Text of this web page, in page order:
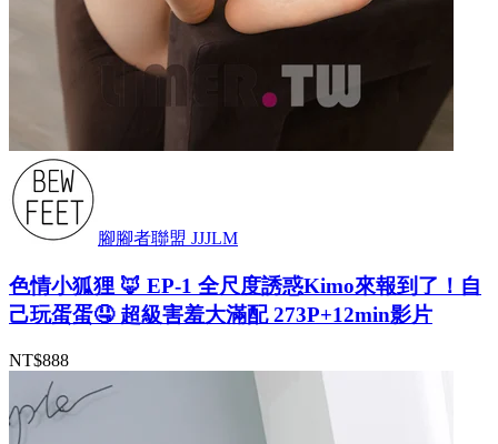
腳腳者聯盟 JJJLM
色情小狐狸 🦊 EP-1 全尺度誘惑Kimo來報到了！自
己玩蛋蛋🤤 超級害羞大滿配 273P+12min影片
NT$888